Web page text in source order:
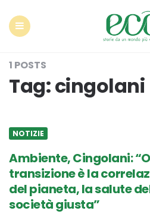
1 POSTS
Tag:cingolani
NOTIZIE
Ambiente, Cingolani:
transizione è la
del pianeta, la salute
società giusta”